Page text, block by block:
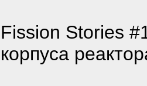
Fission Stories
корпуса